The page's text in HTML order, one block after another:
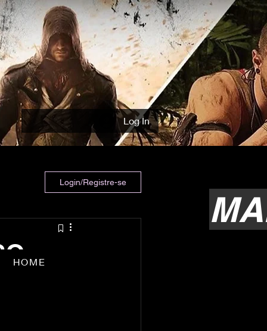
Log In
Login/Registre-se
HOME